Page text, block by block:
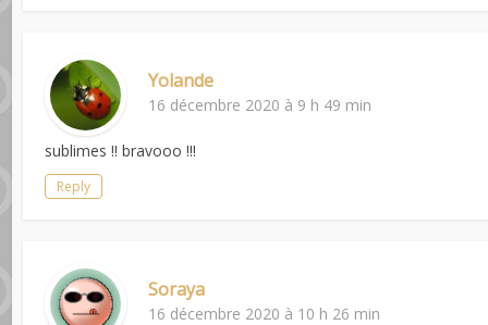
Yolande
16 décembre 2020 à 9 h 49 min
sublimes !! bravooo !!!
Reply
Soraya
16 décembre 2020 à 10 h 26 min